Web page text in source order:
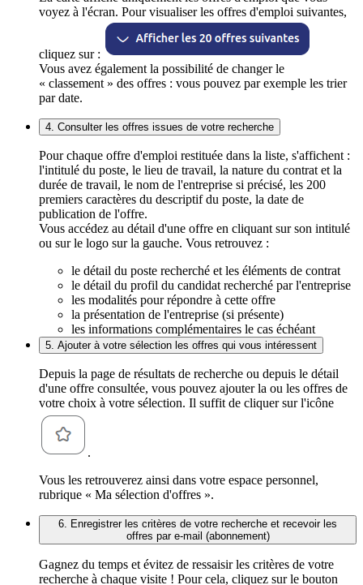
voyez à l'écran. Pour visualiser les offres d'emploi suivantes,
cliquez sur :
Vous avez également la possibilité de changer le
« classement » des offres : vous pouvez par exemple les trier
par date.
4. Consulter les offres issues de votre recherche
Pour chaque offre d'emploi restituée dans la liste, s'affichent :
l'intitulé du poste, le lieu de travail, la nature du contrat et la
durée de travail, le nom de l'entreprise si précisé, les 200
premiers caractères du descriptif du poste, la date de
publication de l'offre.
Vous accédez au détail d'une offre en cliquant sur son intitulé
ou sur le logo sur la gauche. Vous retrouvez :
le détail du poste recherché et les éléments de contrat
le détail du profil du candidat recherché par l'entreprise
les modalités pour répondre à cette offre
la présentation de l'entreprise (si présente)
les informations complémentaires le cas échéant
5. Ajouter à votre sélection les offres qui vous intéressent
Depuis la page de résultats de recherche ou depuis le détail
d'une offre consultée, vous pouvez ajouter la ou les offres de
votre choix à votre sélection. Il suffit de cliquer sur l'icône
.
Vous les retrouverez ainsi dans votre espace personnel,
rubrique « Ma sélection d'offres ».
6. Enregistrer les critères de votre recherche et recevoir les
offres par e-mail (abonnement)
Gagnez du temps et évitez de ressaisir les critères de votre
recherche à chaque visite ! Pour cela, cliquez sur le bouton